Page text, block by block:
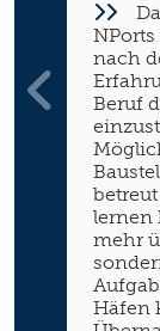
nach
Beruf
lernen
mehr
Häfen